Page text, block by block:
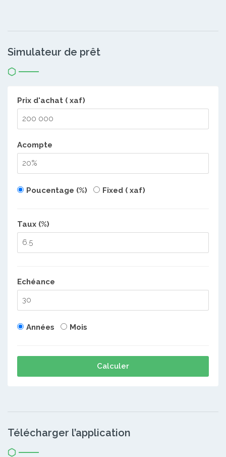
Simulateur de prêt
Prix d'achat ( xaf)
Acompte
Poucentage (%) Fixed ( xaf)
Taux (%)
Echéance
Années Mois
Calculer
Télécharger l’application